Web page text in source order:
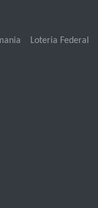
Loteria Federal